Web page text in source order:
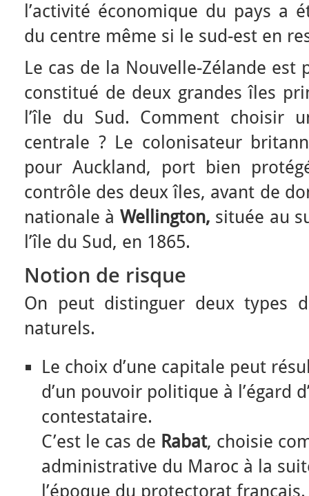
l’activité économique du pays a
du centre même si le sud-est en
Le cas de la Nouvelle-Zélande
constitué de deux grandes îles
l’île du Sud. Comment choisir
centrale ? Le colonisateur
pour Auckland, port bien
contrôle des deux îles, avant de
nationale à Wellington, située au
l’île du Sud, en 1865.
Notion de risque
On peut distinguer deux types
naturels.
Le choix d’une capitale peut
d’un pouvoir politique à l’égard
contestataire.
C’est le cas de Rabat, choisie
administrative du Maroc à la
l’époque du protectorat